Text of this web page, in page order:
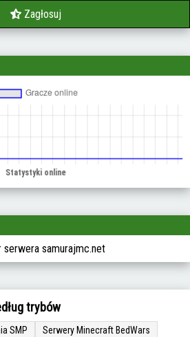
Zagłosuj
trybów
SMP
Serwery Minecraft BedWars